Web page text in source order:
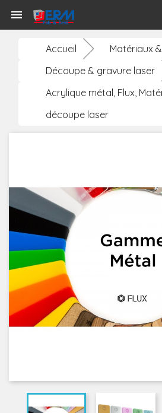

Accueil
Matériaux
Découpe & gravure laser
Acrylique métal, Flux,
découpe laser